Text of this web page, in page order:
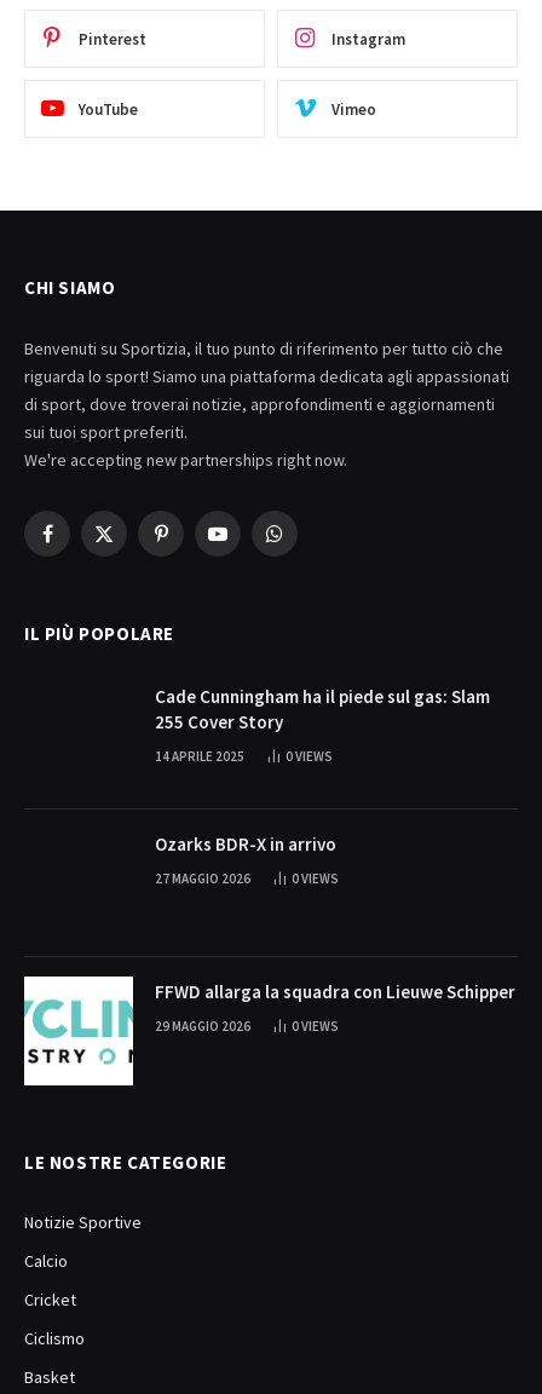
Pinterest Instagram
YouTube Vimeo
CHI SIAMO
Benvenuti su Sportizia, il tuo punto di riferimento per tutto ciò che
riguarda lo sport! Siamo una piattaforma dedicata agli appassionati
di sport, dove troverai notizie, approfondimenti e aggiornamenti
sui tuoi sport preferiti.
We're accepting new partnerships right now.
Facebook
X
PinterestYouTubeWhatsApp
IL PIÙ POPOLARE
Cade Cunningham ha il piede sul gas: Slam
255 Cover Story
14 APRILE 2025 0VIEWS
Ozarks BDR-X in arrivo
27 MAGGIO 2026 0VIEWS
FFWD allarga la squadra con Lieuwe Schipper
29 MAGGIO 2026 0VIEWS
LE NOSTRE CATEGORIE
Notizie Sportive
Calcio
Cricket
Ciclismo
Basket